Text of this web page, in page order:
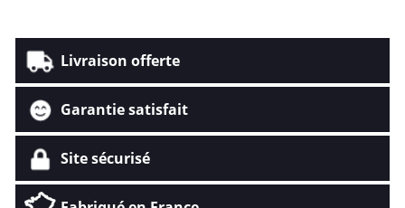
Livraison offerte
Garantie satisfait
Site sécurisé